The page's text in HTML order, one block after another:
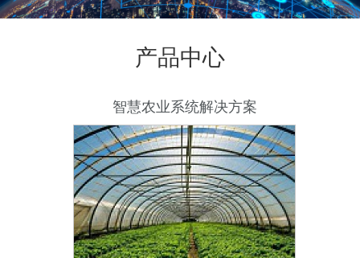
产品中心
智慧农业系统解决方案